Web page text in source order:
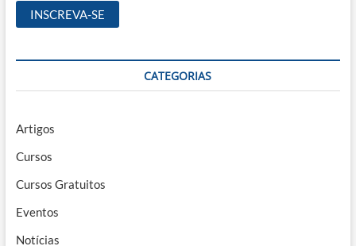
CATEGORIAS
Artigos
Cursos
Cursos Gratuitos
Eventos
Notícias